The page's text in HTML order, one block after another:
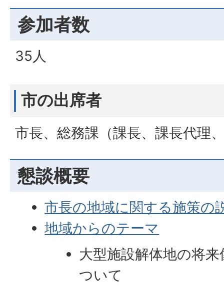
参加者数
35人
市の出席者
市長、総務課（課長、課長代理
懇談概要
市長の地域に関する施策の
地域からのテーマ
大型施設解体地の将
ついて